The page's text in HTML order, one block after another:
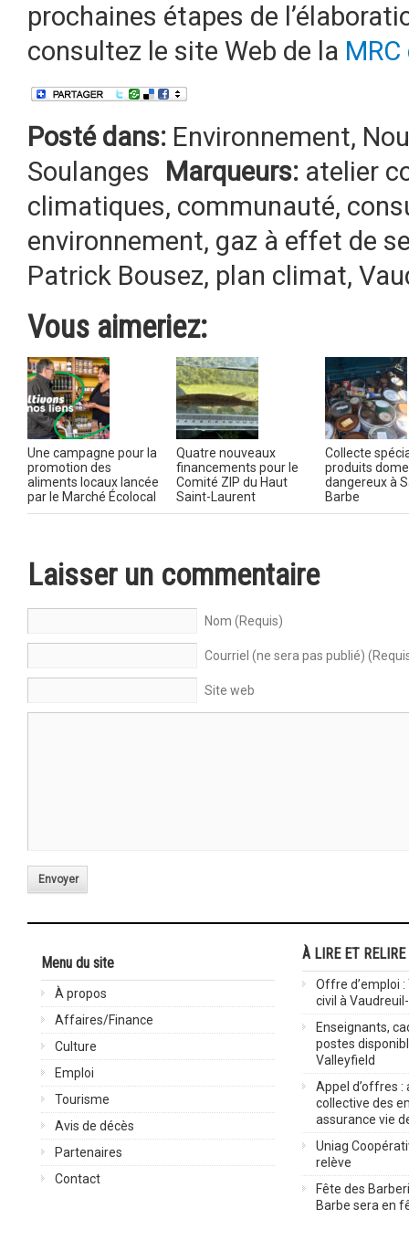
prochaines étapes de
consultez le site Web de la
Posté dans: Environnement,
Soulanges
Marqueurs: atelier
climatiques, communauté,
environnement, gaz à effet de
Patrick Bousez, plan climat,
Vous aimeriez:
Une campagne pour la
promotion des
aliments locaux lancée
par le Marché Écolocal
Quatre nouveaux
financements pour le
Comité ZIP du Haut
Saint-Laurent
Collecte
produits
dangereux à
Barbe
Laisser un commentaire
Nom (Requis)
Courriel (ne sera pas publié)
Site web
Envoyer
Menu du site
À propos
Affaires/Finance
Culture
Emploi
Tourisme
Avis de décès
Partenaires
Contact
À LIRE ET RELIRE
Offre d’emploi
civil à
Enseignants,
postes
Valleyfield
Appel d’offres :
collective des
assurance vie
Uniag
relève
Fête des
Barbe sera en